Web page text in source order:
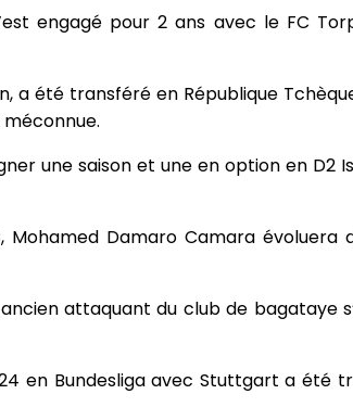
engagé pour 2 ans avec le FC
a été transféré en République
une saison et une en option en D2
Damaro Camara évoluera
attaquant du club de bagataye
en Bundesliga avec Stuttgart a été